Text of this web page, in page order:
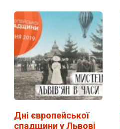
Дні європейської
спадщини у Львові